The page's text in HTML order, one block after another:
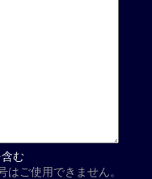
む
ご使用できません。